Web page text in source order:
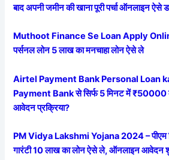
बाद अपनी जमीन की खाना पूरी पर्चा ऑनलाइन ऐसे
Muthoot Finance Se Loan Apply
पर्सनल लोन 5 लाख का मनचाहा लोन ऐसे ले
Airtel Payment Bank Personal Loan
Payment Bank से सिर्फ 5 मिनट में ₹50000
आवेदन प्रक्रिया?
PM Vidya Lakshmi Yojana 2024 – पीएम
गारंटी 10 लाख का लोन ऐसे ले, ऑनलाइन आवेदन